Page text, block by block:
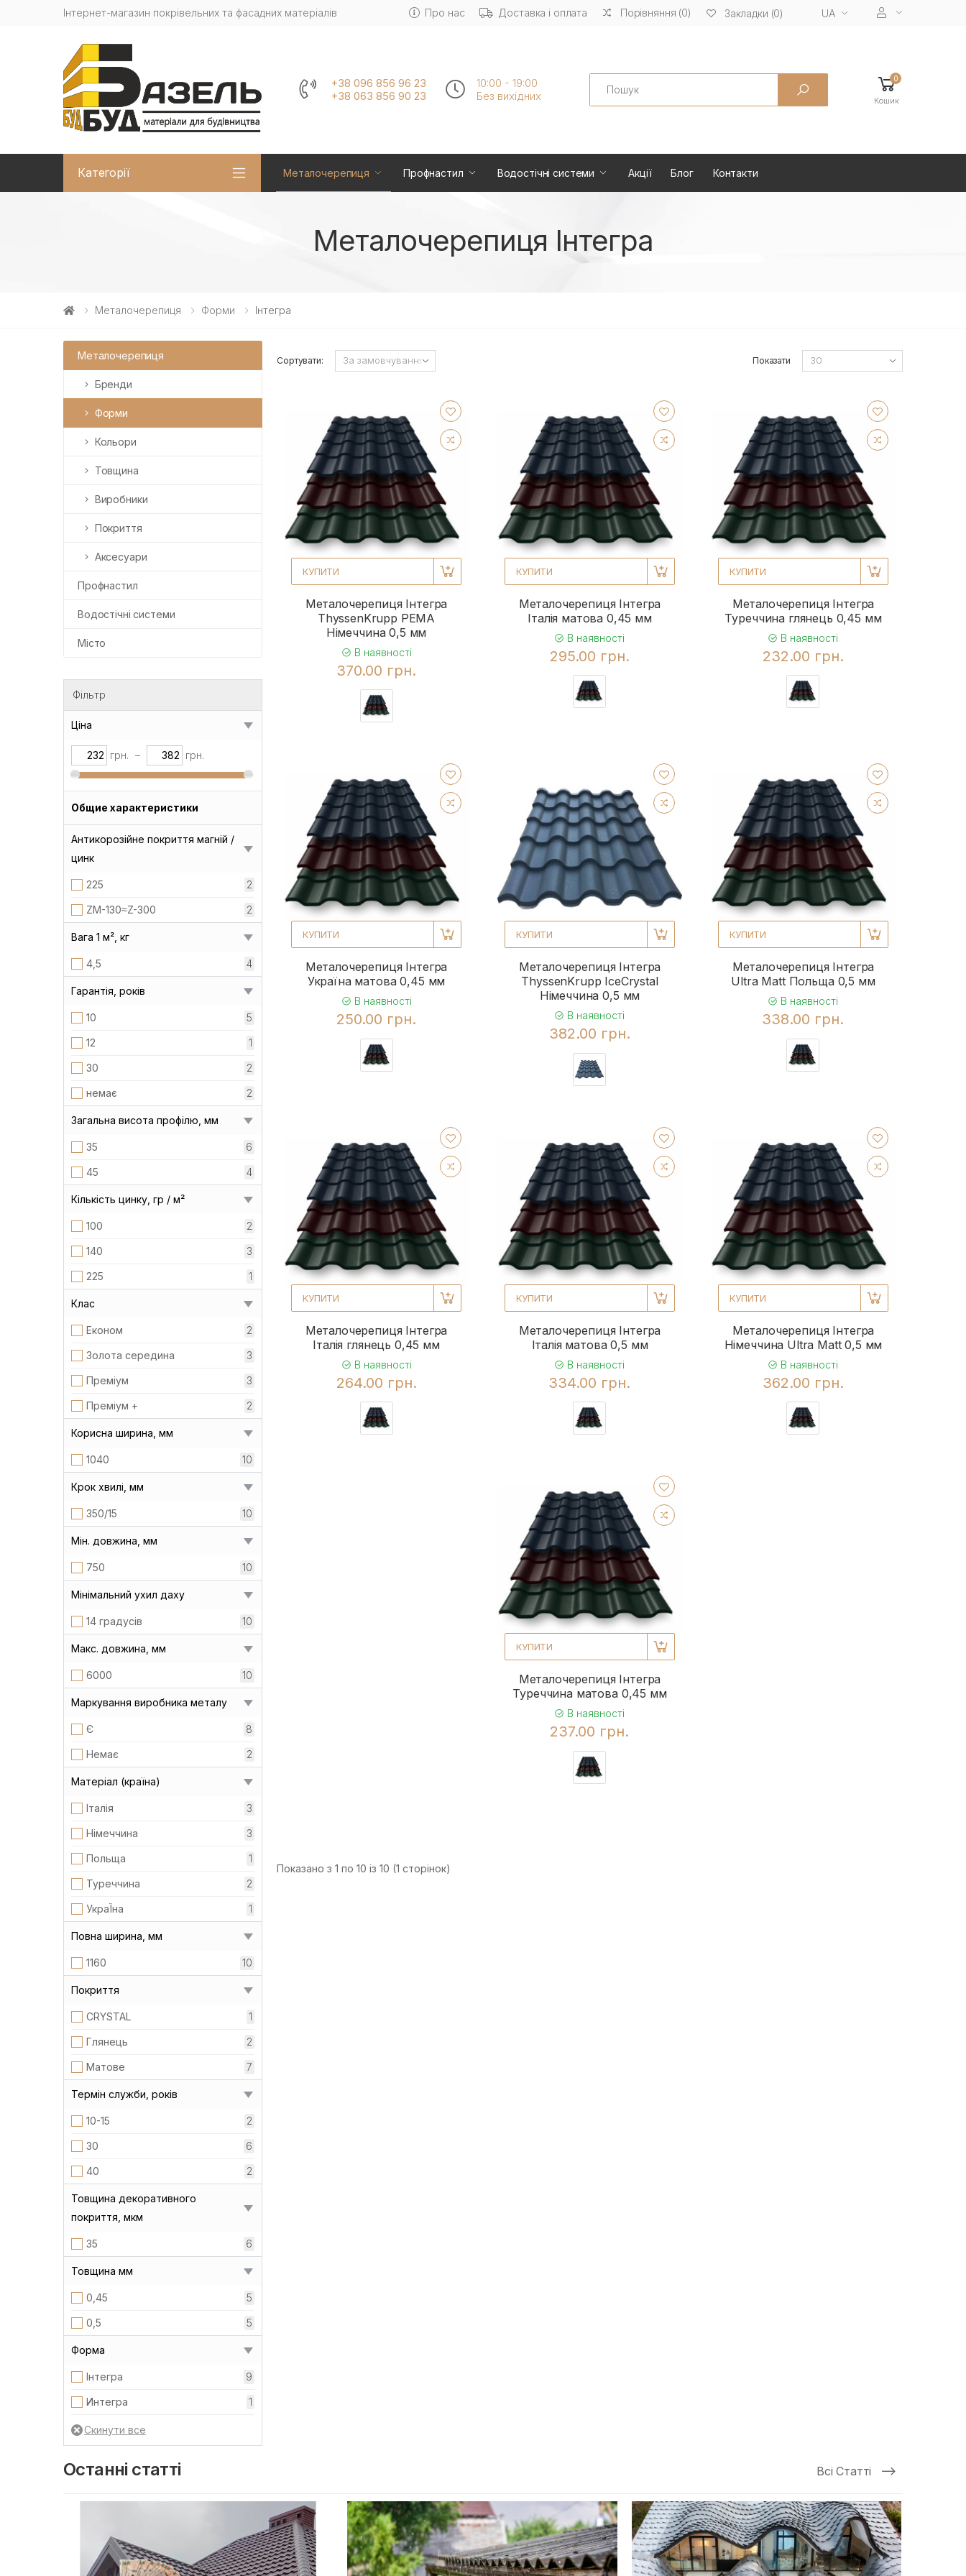
Інтернет-магазин покрівельних та фасадних матеріалів Про нас Доставка і оплата Порівняння (0) Закладки (0) UA
+38 096 856 96 23
+38 063 856 90 23
10:00 - 19:00
Без вихiдних
Search 0
Кошик
Категорії Металочерепиця Профнастил Водостічні системи Акції Блог Контакти
Металочерепиця Інтегра
Металочерепиця Форми Інтегра
Металочерепиця
Бренди
Форми
Кольори
Товщина
Виробники
Покриття
Аксесуари
Профнастил
Водостічні системи
Місто
Фільтр
Ціна
грн. – грн.
Общие характеристики
Антикорозійне покриття магній /
цинк
225 2
ZM-130≈Z-300 2
Вага 1 м², кг
4,5 4
Гарантія, років
10 5
12 1
30 2
немає 2
Загальна висота профілю, мм
35 6
45 4
Кількість цинку, гр / м²
100 2
140 3
225 1
Клас
Економ 2
Золота середина 3
Преміум 3
Преміум + 2
Корисна ширина, мм
1040 10
Крок хвилі, мм
350/15 10
Мін. довжина, мм
750 10
Мінімальний ухил даху
14 градусів 10
Макс. довжина, мм
6000 10
Маркування виробника металу
Є 8
Немає 2
Матеріал (країна)
Італія 3
Німеччина 3
Польща 1
Туреччина 2
УкраЇна 1
Повна ширина, мм
1160 10
Покриття
CRYSTAL 1
Глянець 2
Матове 7
Термін служби, років
10-15 2
30 6
40 2
Товщина декоративного
покриття, мкм
35 6
Товщина мм
0,45 5
0,5 5
Форма
Інтегра 9
Интегра 1
Сортувати: Показати
КУПИТИ
Металочерепиця Інтегра
ThyssenKrupp PEMA
Німеччина 0,5 мм
В наявності
370.00 грн.
КУПИТИ
Металочерепиця Інтегра
Італія матова 0,45 мм
В наявності
295.00 грн.
КУПИТИ
Металочерепиця Інтегра
Туреччина глянець 0,45 мм
В наявності
232.00 грн.
КУПИТИ
Металочерепиця Інтегра
Україна матова 0,45 мм
В наявності
250.00 грн.
КУПИТИ
Металочерепиця Інтегра
ThyssenKrupp IceCrystal
Німеччина 0,5 мм
В наявності
382.00 грн.
КУПИТИ
Металочерепиця Інтегра
Ultra Matt Польща 0,5 мм
В наявності
338.00 грн.
КУПИТИ
Металочерепиця Інтегра
Італія глянець 0,45 мм
В наявності
264.00 грн.
КУПИТИ
Металочерепиця Інтегра
Італія матова 0,5 мм
В наявності
334.00 грн.
КУПИТИ
Металочерепиця Інтегра
Німеччина Ultra Matt 0,5 мм
В наявності
362.00 грн.
КУПИТИ
Металочерепиця Інтегра
Туреччина матова 0,45 мм
В наявності
237.00 грн.
Показано з 1 по 10 із 10 (1 сторінок)
Останні статті Всі Статті